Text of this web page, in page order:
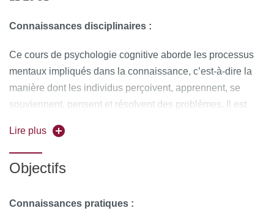
Connaissances disciplinaires :
Ce cours de psychologie cognitive aborde les processus
mentaux impliqués dans la connaissance, c’est-à-dire la
manière dont les individus perçoivent, apprennent, se
souviennent, pensent et résolvent des problèmes. Il est
Connaissances méthodologiques :
Lire plus
Objectifs
Connaissances pratiques :